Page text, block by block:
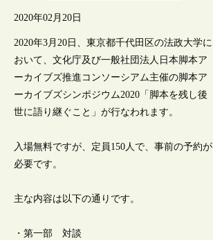
2020年02月20日
2020年3月20日、東京都千代田区の法政大学に
おいて、文化庁及び一般社団法人日本脚本ア
ーカイブズ推進コンソーシアム主催の脚本ア
ーカイブズシンポジウム2020「脚本を残し後
世に語り継ぐこと」が行なわれます。
入場無料ですが、定員150人で、事前の予約が
必要です。
主な内容は以下の通りです。
・第一部 対談